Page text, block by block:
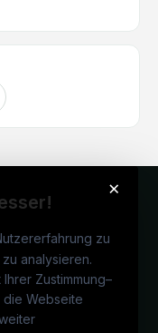
×
zu
analysieren.
Zustimmung–
Webseite